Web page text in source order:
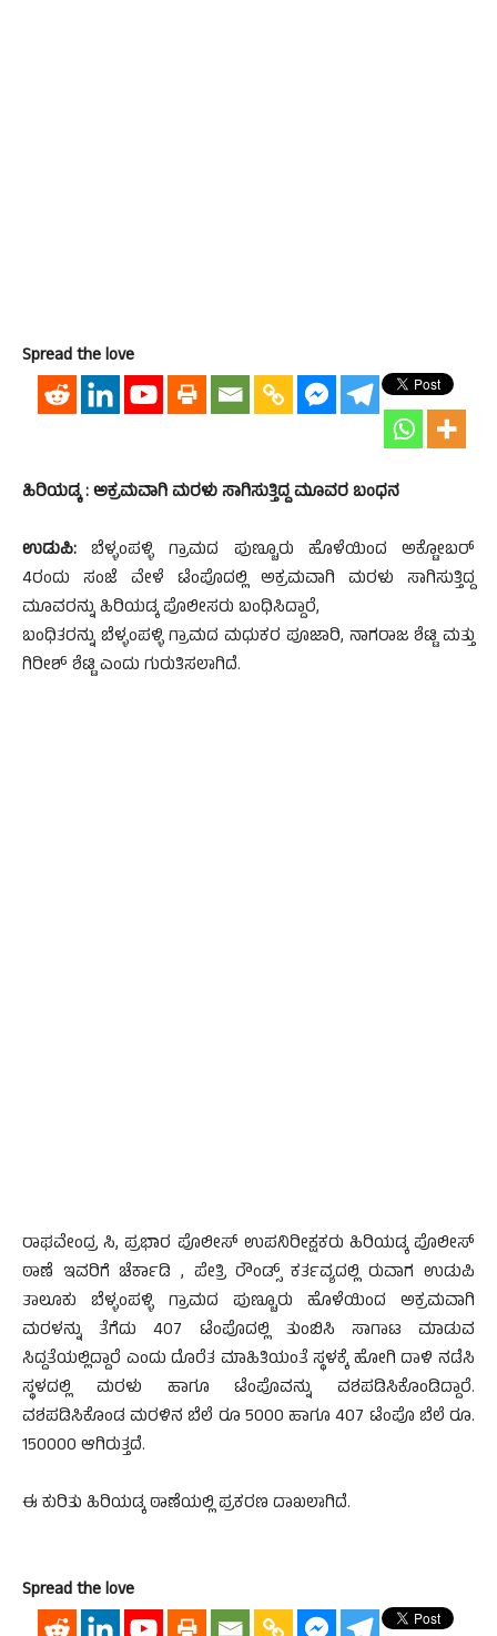
Spread the love
ಹಿರಿಯಡ್ಕ : ಅಕ್ರಮವಾಗಿ ಮರಳು ಸಾಗಿಸುತ್ತಿದ್ದ ಮೂವರ ಬಂಧನ
ಉಡುಪಿ: ಬೆಳ್ಳಂಪಳ್ಳಿ ಗ್ರಾಮದ ಪುಣ್ಚೂರು ಹೊಳೆಯಿಂದ ಅಕ್ಟೋಬರ್
4ರಂದು ಸಂಜೆ ವೇಳೆ ಟೆಂಪೊದಲ್ಲಿ ಅಕ್ರಮವಾಗಿ ಮರಳು ಸಾಗಿಸುತ್ತಿದ್ದ
ಮೂವರನ್ನು ಹಿರಿಯಡ್ಕ ಪೊಲೀಸರು ಬಂಧಿಸಿದ್ದಾರೆ,
ಬಂಧಿತರನ್ನು ಬೆಳ್ಳಂಪಳ್ಳಿ ಗ್ರಾಮದ ಮಧುಕರ ಪೂಜಾರಿ, ನಾಗರಾಜ ಶೆಟ್ಟಿ ಮತ್ತು
ಗಿರೀಶ್ ಶೆಟ್ಟಿ ಎಂದು ಗುರುತಿಸಲಾಗಿದೆ.
ರಾಘವೇಂದ್ರ ಸಿ, ಪ್ರಭಾರ ಪೊಲೀಸ್ ಉಪನಿರೀಕ್ಷಕರು ಹಿರಿಯಡ್ಕ ಪೊಲೀಸ್
ಠಾಣೆ ಇವರಿಗೆ ಚೆರ್ಕಾಡಿ , ಪೇತ್ರಿ ರೌಂಡ್ಸ್ ಕರ್ತವ್ಯದಲ್ಲಿ ರುವಾಗ ಉಡುಪಿ
ತಾಲೂಕು ಬೆಳ್ಳಂಪಳ್ಳಿ ಗ್ರಾಮದ ಪುಣ್ಚೂರು ಹೊಳೆಯಿಂದ ಅಕ್ರಮವಾಗಿ
ಮರಳನ್ನು ತೆಗೆದು 407 ಟೆಂಪೊದಲ್ಲಿ ತುಂಬಿಸಿ ಸಾಗಾಟ ಮಾಡುವ
ಸಿದ್ದತೆಯಲ್ಲಿದ್ದಾರೆ ಎಂದು ದೊರೆತ ಮಾಹಿತಿಯಂತೆ ಸ್ಥಳಕ್ಕೆ ಹೋಗಿ ದಾಳಿ ನಡೆಸಿ
ಸ್ಥಳದಲ್ಲಿ ಮರಳು ಹಾಗೂ ಟೆಂಪೊವನ್ನು ವಶಪಡಿಸಿಕೊಂಡಿದ್ದಾರೆ.
ವಶಪಡಿಸಿಕೊಂಡ ಮರಳಿನ ಬೆಲೆ ರೂ 5000 ಹಾಗೂ 407 ಟೆಂಪೊ ಬೆಲೆ ರೂ.
150000 ಆಗಿರುತ್ತದೆ.
ಈ ಕುರಿತು ಹಿರಿಯಡ್ಕ ಠಾಣೆಯಲ್ಲಿ ಪ್ರಕರಣ ದಾಖಲಾಗಿದೆ.
Spread the love